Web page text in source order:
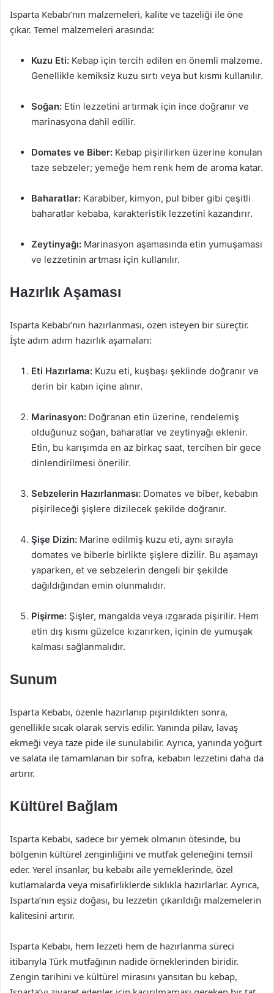
Isparta Kebabı’nın malzemeleri, kalite ve tazeliği ile öne
çıkar. Temel malzemeleri arasında:
Kuzu Eti: Kebap için tercih edilen en önemli malzeme.
Genellikle kemiksiz kuzu sırtı veya but kısmı kullanılır.
Soğan: Etin lezzetini artırmak için ince doğranır ve
marinasyona dahil edilir.
Domates ve Biber: Kebap pişirilirken üzerine konulan
taze sebzeler; yemeğe hem renk hem de aroma katar.
Baharatlar: Karabiber, kimyon, pul biber gibi çeşitli
baharatlar kebaba, karakteristik lezzetini kazandırır.
Zeytinyağı: Marinasyon aşamasında etin yumuşaması
ve lezzetinin artması için kullanılır.
Hazırlık Aşaması
Isparta Kebabı’nın hazırlanması, özen isteyen bir süreçtir.
İşte adım adım hazırlık aşamaları:
Eti Hazırlama: Kuzu eti, kuşbaşı şeklinde doğranır ve
derin bir kabın içine alınır.
Marinasyon: Doğranan etin üzerine, rendelemiş
olduğunuz soğan, baharatlar ve zeytinyağı eklenir.
Etin, bu karışımda en az birkaç saat, tercihen bir gece
dinlendirilmesi önerilir.
Sebzelerin Hazırlanması: Domates ve biber, kebabın
pişirileceği şişlere dizilecek şekilde doğranır.
Şişe Dizin: Marine edilmiş kuzu eti, aynı sırayla
domates ve biberle birlikte şişlere dizilir. Bu aşamayı
yaparken, et ve sebzelerin dengeli bir şekilde
dağıldığından emin olunmalıdır.
Pişirme: Şişler, mangalda veya ızgarada pişirilir. Hem
etin dış kısmı güzelce kızarırken, içinin de yumuşak
kalması sağlanmalıdır.
Sunum
Isparta Kebabı, özenle hazırlanıp pişirildikten sonra,
genellikle sıcak olarak servis edilir. Yanında pilav, lavaş
ekmeği veya taze pide ile sunulabilir. Ayrıca, yanında yoğurt
ve salata ile tamamlanan bir sofra, kebabın lezzetini daha da
artırır.
Kültürel Bağlam
Isparta Kebabı, sadece bir yemek olmanın ötesinde, bu
bölgenin kültürel zenginliğini ve mutfak geleneğini temsil
eder. Yerel insanlar, bu kebabı aile yemeklerinde, özel
kutlamalarda veya misafirliklerde sıklıkla hazırlarlar. Ayrıca,
Isparta’nın eşsiz doğası, bu lezzetin çıkarıldığı malzemelerin
kalitesini artırır.
Isparta Kebabı, hem lezzeti hem de hazırlanma süreci
itibarıyla Türk mutfağının nadide örneklerinden biridir.
Zengin tarihini ve kültürel mirasını yansıtan bu kebap,